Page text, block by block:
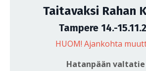
Taitavaksi Rahan
Tampere 14.-
HUOM! Ajankohta
Hatanpään valtatie